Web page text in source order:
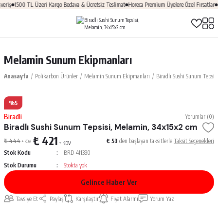
1500 TL Üzeri Kargo Bedava & Ücretsiz Teslimat Horeca Premium Üyelere Özel Fırsatlar
Melamin Sunum Ekipmanları
Anasayfa Polikarbon Ürünler Melamin Sunum Ekipmanları Biradlı Sushi Sunum
%5
Biradli Yorumlar (0)
Biradlı Sushi Sunum Tepsisi, Melamin, 34x15x2 cm
₺ 444 + KDV ₺ 421 + KDV ₺ 53 den başlayan taksitlerle!Taksit Seçenekleri
Stok Kodu
BRD-411330
Stok Durumu
Stokta yok
Gelince Haber Ver
Tavsiye Et Paylaş Karşılaştır Fiyat Alarmı Yorum Yaz